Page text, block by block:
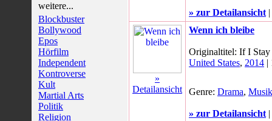
weitere...
Blockbuster
Bollywood
Epos
Hörfilm
Independent
Kontroverse
Kult
Martial Arts
Politik
Religion
» zur Detailansicht |
»
Detailansicht
Wenn ich bleibe
Originaltitel: If I Stay
United States, 2014 |
Genre: Drama, Musik
» zur Detailansicht |